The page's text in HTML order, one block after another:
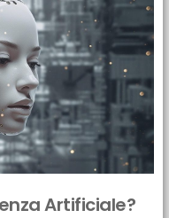
Artificiale?